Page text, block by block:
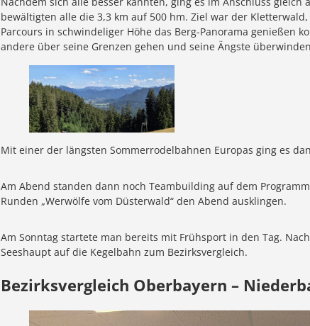
bewältigten alle die 3,3 km auf 500 hm. Ziel war der
Parcours in schwindeliger Höhe das Berg-Panorama genießen
andere über seine Grenzen gehen und seine Ängste
Mit einer der längsten Sommerrodelbahnen Europas ging es
Am Abend standen dann noch Teambuilding auf dem
Runden „Werwölfe vom Düsterwald“ den Abend ausklingen.
Am Sonntag startete man bereits mit Frühsport in den Tag.
Seeshaupt auf die Kegelbahn zum Bezirksvergleich.
Bezirksvergleich Oberbayern –